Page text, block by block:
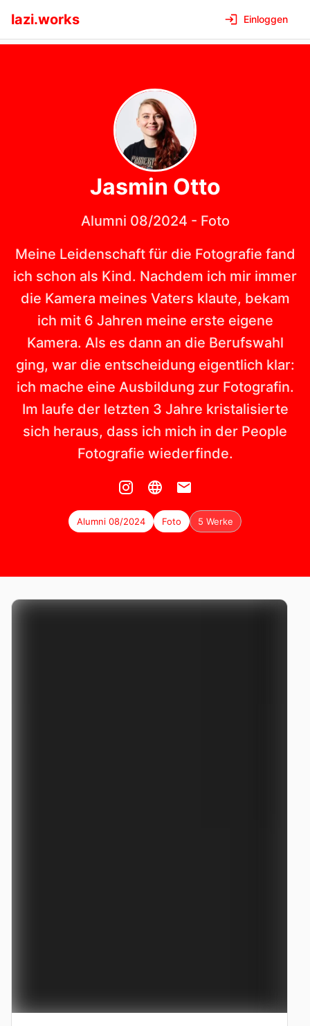
lazi.works Einloggen
Jasmin Otto
Alumni 08/2024 - Foto
Meine Leidenschaft für die Fotografie fand
ich schon als Kind. Nachdem ich mir immer
die Kamera meines Vaters klaute, bekam
ich mit 6 Jahren meine erste eigene
Kamera. Als es dann an die Berufswahl
ging, war die entscheidung eigentlich klar:
ich mache eine Ausbildung zur Fotografin.
Im laufe der letzten 3 Jahre kristalisierte
sich heraus, dass ich mich in der People
Fotografie wiederfinde.
Alumni 08/2024 Foto 5 Werke